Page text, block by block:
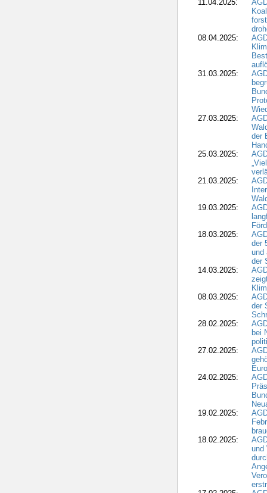
11.04.2025:
08.04.2025:
31.03.2025:
27.03.2025:
der
25.03.2025:
21.03.2025:
19.03.2025:
18.03.2025:
der
und
der
14.03.2025:
08.03.2025:
der
28.02.2025:
bei
27.02.2025:
24.02.2025:
19.02.2025:
18.02.2025:
und